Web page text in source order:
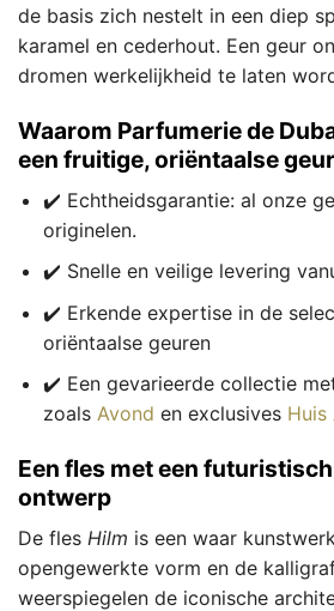
de basis zich nestelt in een diep
karamel en cederhout. Een geur
dromen werkelijkheid te laten
Waarom Parfumerie de
een fruitige, oriëntaalse
✔️ Echtheidsgarantie: al onze
originelen.
✔️ Snelle en veilige levering
✔️ Erkende expertise in de
oriëntaalse geuren
✔️ Een gevarieerde collectie
zoals Avond en exclusives Huis
Een fles met een
ontwerp
De fles Hilm is een waar
opengewerkte vorm en de
weerspiegelen de iconische